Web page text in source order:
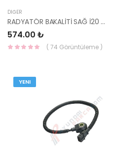
DIĞER
RADYATÖR BAKALİTİ SAĞ İ20 2011- 29134-4P500-HMC
574.00 ₺
( 74 Görüntüleme )
YENI